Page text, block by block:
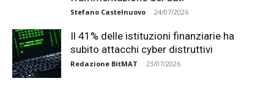
Stefano Castelnuovo - 24/07/2026
Il 41% delle istituzioni finanziarie ha
subito attacchi cyber distruttivi
Redazione BitMAT - 23/07/2026